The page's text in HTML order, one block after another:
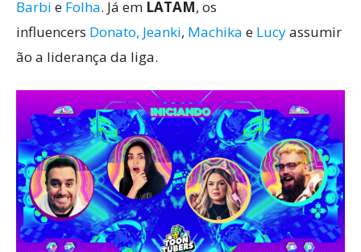
Barbi e Folha. Já em LATAM, os
influencers Donato, Jeanki, Machika e Lucyassumir
ão a liderança da liga.